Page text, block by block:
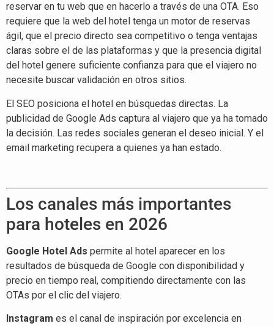
reservar en tu web que en hacerlo a través de una OTA. Eso
requiere que la web del hotel tenga un motor de reservas
ágil, que el precio directo sea competitivo o tenga ventajas
claras sobre el de las plataformas y que la presencia digital
del hotel genere suficiente confianza para que el viajero no
necesite buscar validación en otros sitios.
El SEO posiciona el hotel en búsquedas directas. La
publicidad de Google Ads captura al viajero que ya ha tomado
la decisión. Las redes sociales generan el deseo inicial. Y el
email marketing recupera a quienes ya han estado.
Los canales más importantes
para hoteles en 2026
Google Hotel Ads permite al hotel aparecer en los
resultados de búsqueda de Google con disponibilidad y
precio en tiempo real, compitiendo directamente con las
OTAs por el clic del viajero.
Instagram es el canal de inspiración por excelencia en